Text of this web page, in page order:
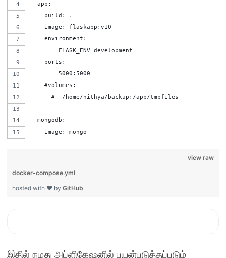
  app:
    build: .
    image: flaskapp:v10
    environment:
      – FLASK_ENV=development
    ports:
      – 5000:5000
    #volumes:
      #- /home/nithya/backup:/app/tmpfiles
  mongodb:
    image: mongo
view raw
docker-compose.yml
hosted with ❤ by GitHub
இதில் நமது அப்ளிகேஷனில் பயன்படுத்தப்படும்